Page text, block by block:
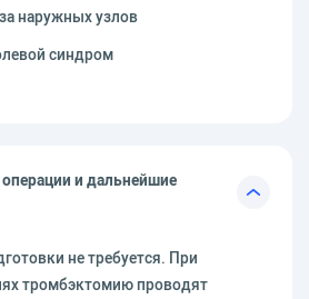
наружных узлов
синдром
и дальнейшие
не требуется. При
тромбэктомию проводят